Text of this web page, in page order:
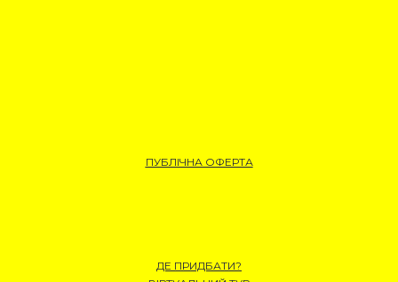
ПУБЛІЧНА ОФЕРТА
ДЕ ПРИДБАТИ?